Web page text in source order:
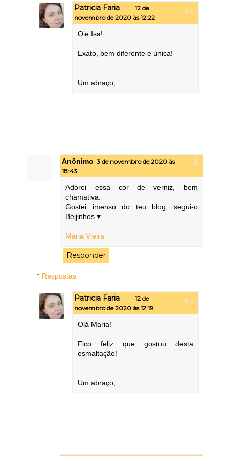
Patricia Faria
12 de
novembro de 2020 às 12:22
Oie Isa!
Exato, bem diferente e única!
Um abraço,
Anônimo 3 de novembro de 2020 às
18:43
Adorei essa cor de verniz, bem
chamativa.
Gostei imenso do teu blog, segui-o
Beijinhos ♥
Maria Vieira
Responder
Respostas
Patricia Faria
12 de
novembro de 2020 às 12:19
Olá Maria!
Fico feliz que gostou desta
esmaltação!
Um abraço,